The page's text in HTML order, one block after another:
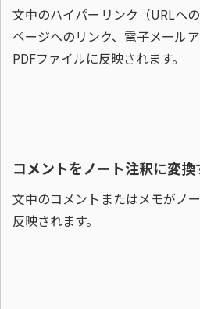
文中のハイパーリンク（URLへ
ページへのリンク、電子メール
PDFファイルに反映されます。
コメントをノート注釈に変換
文中のコメントまたはメモがノ
反映されます。